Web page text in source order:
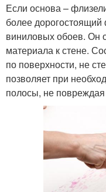
Если основа –
более
виниловых обоев. Он
материала к стене.
по поверхности, не
позволяет при
полосы, не